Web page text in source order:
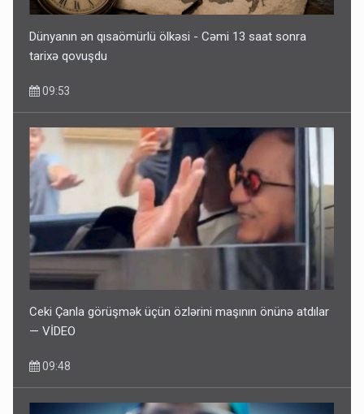
Dünyanın ən qısaömürlü ölkəsi - Cəmi 13 saat sonra
tarixə qovuşdu
09:53
Ceki Çanla görüşmək üçün özlərini maşının önünə atdılar
— VİDEO
09:48